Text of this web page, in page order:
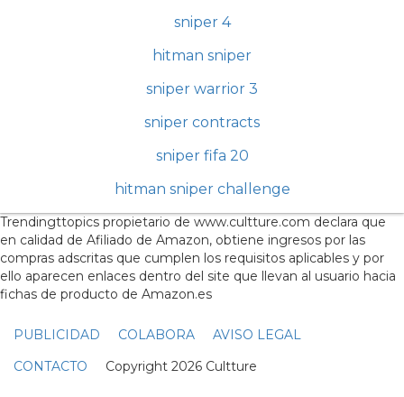
sniper 4
hitman sniper
sniper warrior 3
sniper contracts
sniper fifa 20
hitman sniper challenge
Trendingttopics propietario de www.cultture.com declara que
en calidad de Afiliado de Amazon, obtiene ingresos por las
compras adscritas que cumplen los requisitos aplicables y por
ello aparecen enlaces dentro del site que llevan al usuario hacia
fichas de producto de Amazon.es
PUBLICIDAD COLABORA
AVISO LEGAL
CONTACTO Copyright 2026 Cultture